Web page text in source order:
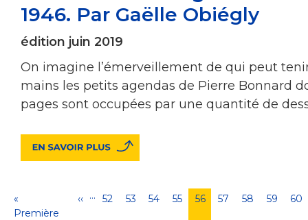
1946. Par Gaëlle Obiégly
édition juin 2019
On imagine l’émerveillement de qui peut
mains les petits agendas de Pierre Bonnard
pages sont occupées par une quantité de
Pagination
Première
page
«
Première
Page
‹‹ … Page
52 Page
53 Page
54 Page
55
Page
56 Page
57 Page
58 Page
59 60